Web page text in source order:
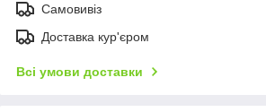
Самовивіз
Доставка кур'єром
Всі умови доставки